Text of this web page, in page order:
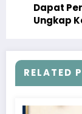
Dapat
Ungkap
RELATED